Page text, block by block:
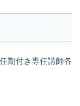
期付き専任講師各